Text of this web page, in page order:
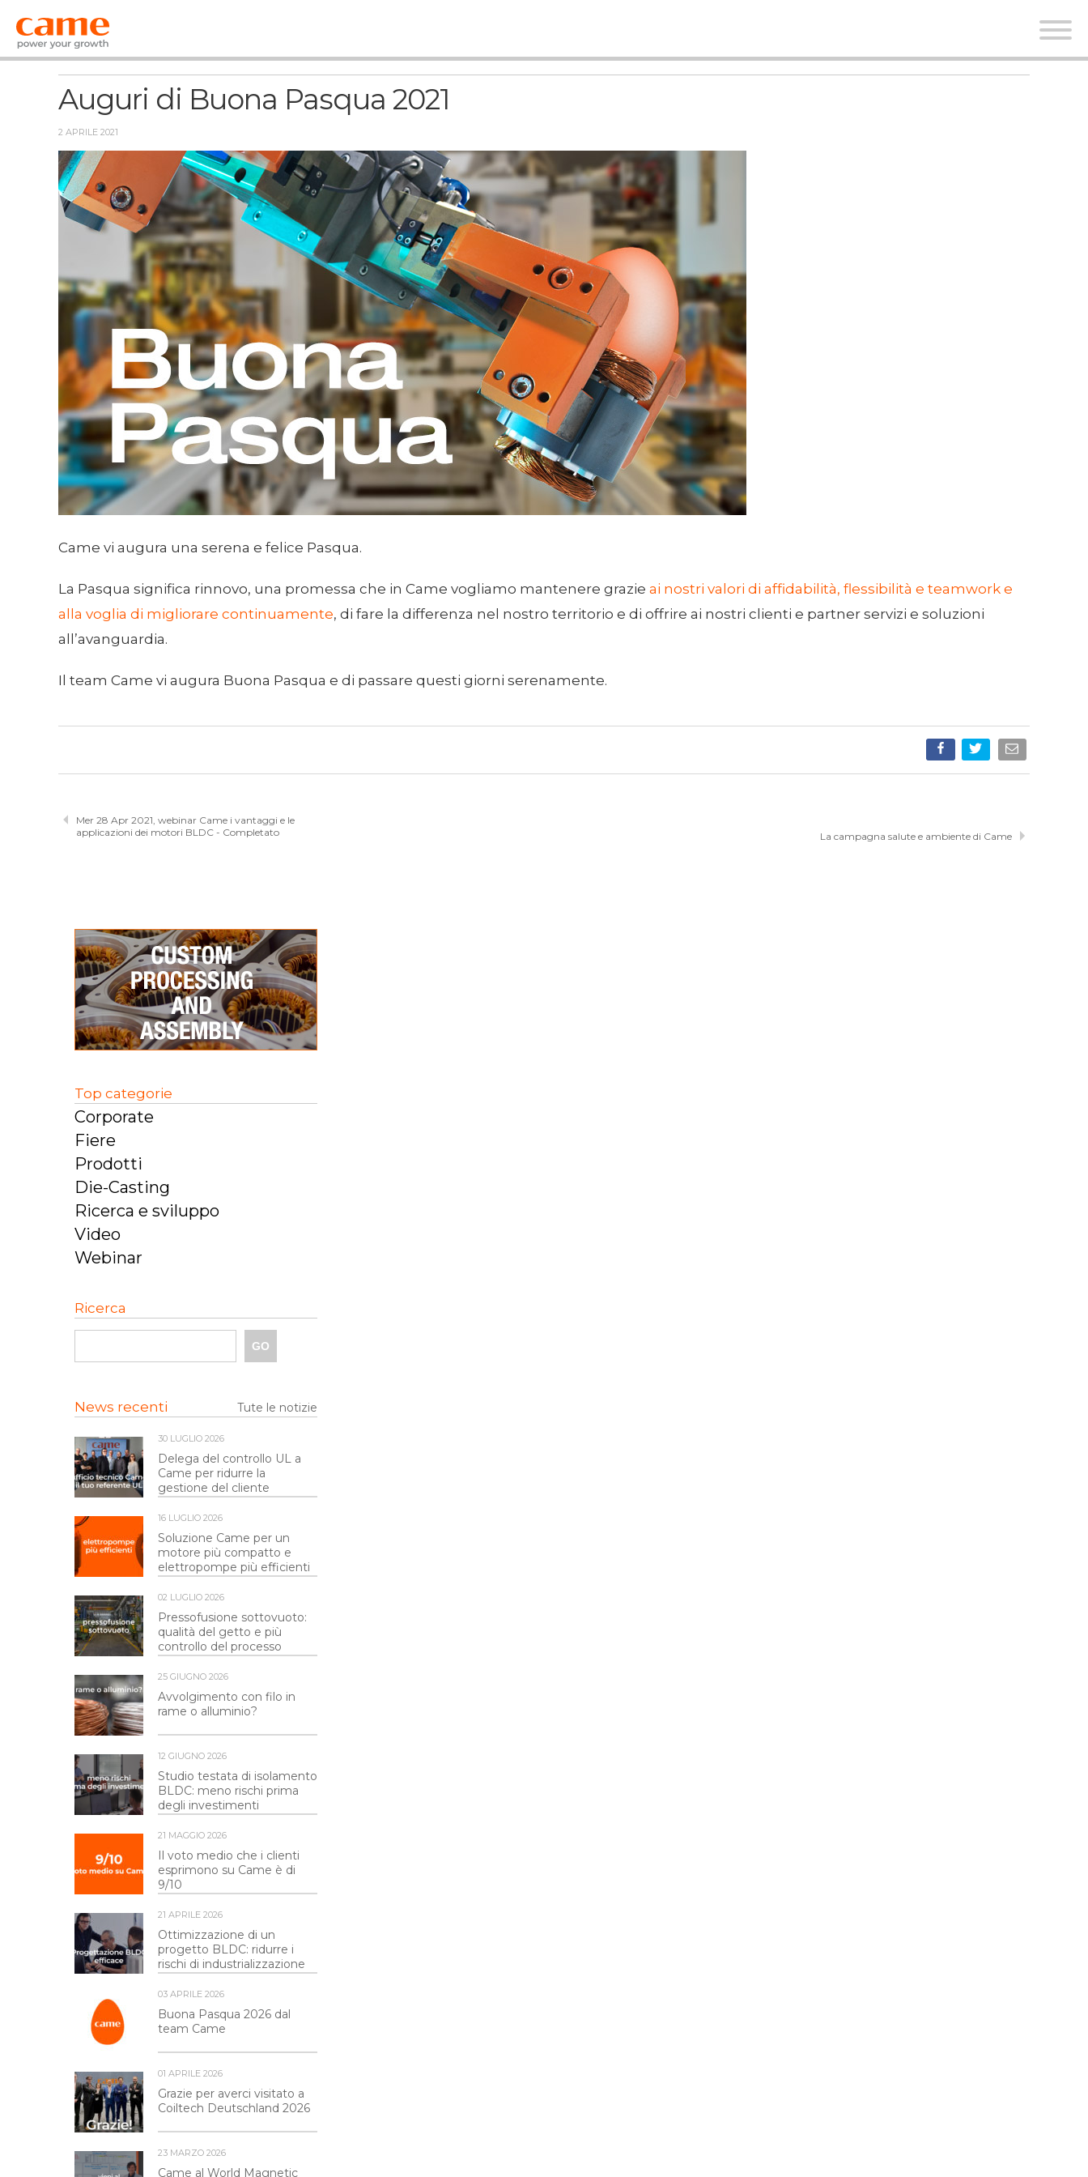
News
Auguri di Buona Pasqua 2021
2 APRILE 2021
Came vi augura una serena e felice Pasqua.
La Pasqua significa rinnovo, una promessa che in Came vogliamo mantenere grazie ai nostri valori di affidabilità, flessibilità e teamwork e
alla voglia di migliorare continuamente, di fare la differenza nel nostro territorio e di offrire ai nostri clienti e partner servizi e soluzioni
all’avanguardia.
Il team Came vi augura Buona Pasqua e di passare questi giorni serenamente.
Mer 28 Apr 2021, webinar Came i vantaggi e le
applicazioni dei motori BLDC - Completato
La campagna salute e ambiente di Came
Top categorie
Corporate
Fiere
Prodotti
Die-Casting
Ricerca e sviluppo
Video
Webinar
Ricerca
News recenti Tute le notizie
30 LUGLIO 2026
Delega del controllo UL a
Came per ridurre la
gestione del cliente
16 LUGLIO 2026
Soluzione Came per un
motore più compatto e
elettropompe più efficienti
02 LUGLIO 2026
Pressofusione sottovuoto:
qualità del getto e più
controllo del processo
25 GIUGNO 2026
Avvolgimento con filo in
rame o alluminio?
12 GIUGNO 2026
Studio testata di isolamento
BLDC: meno rischi prima
degli investimenti
21 MAGGIO 2026
Il voto medio che i clienti
esprimono su Came è di
9/10
21 APRILE 2026
Ottimizzazione di un
progetto BLDC: ridurre i
rischi di industrializzazione
03 APRILE 2026
Buona Pasqua 2026 dal
team Came
01 APRILE 2026
Grazie per averci visitato a
Coiltech Deutschland 2026
23 MARZO 2026
Came al World Magnetic